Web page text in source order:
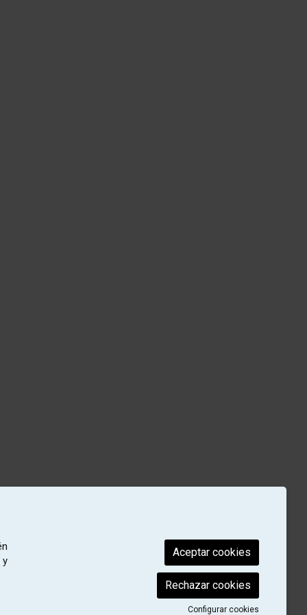
y
Aceptar cookies
Rechazar cookies
Configurar cookies